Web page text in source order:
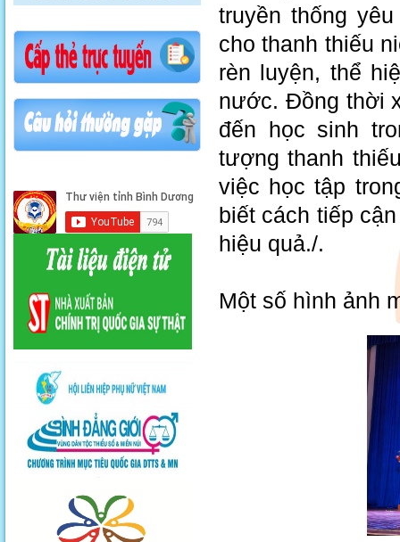
truyền thống
cho thanh thiếu
rèn luyện, thể
nước. Đồng thời
đến học sinh
tượng thanh
việc học tập
biết cách tiếp
hiệu quả./.
Một số hình ảnh